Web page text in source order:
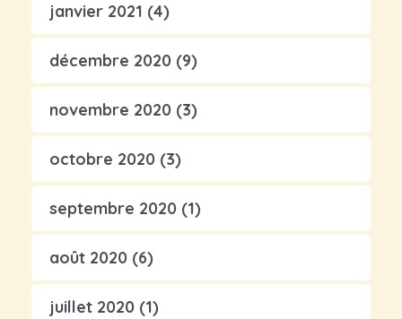
janvier 2021 (4)
décembre 2020 (9)
novembre 2020 (3)
octobre 2020 (3)
septembre 2020 (1)
août 2020 (6)
juillet 2020 (1)